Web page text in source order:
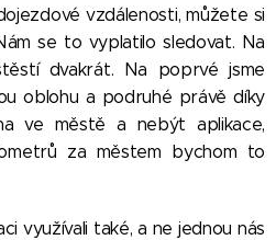
vzdálenosti, můžete si
se to vyplatilo sledovat. Na
dvakrát. Na poprvé jsme
oblohu a podruhé právě díky
ve městě a nebýt aplikace,
za městem bychom to
využívali také, a ne jednou nás